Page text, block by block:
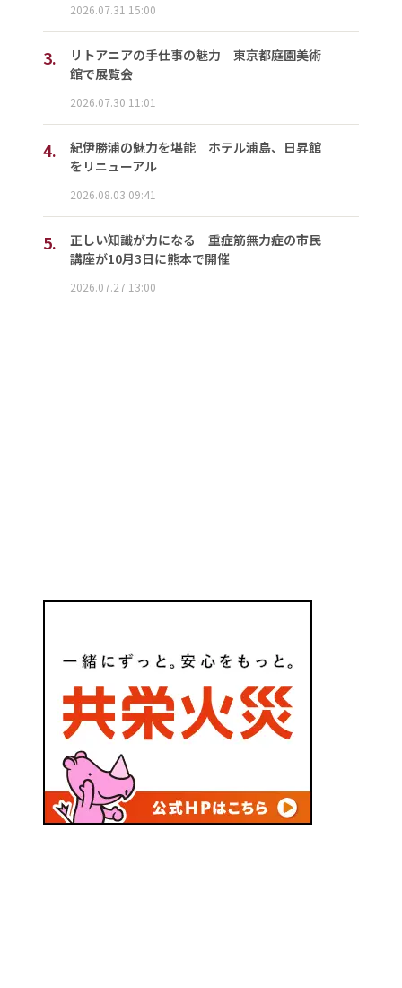
2026.07.31 15:00
3.
リトアニアの手仕事の魅力 東京都庭園美術
館で展覧会
2026.07.30 11:01
4.
紀伊勝浦の魅力を堪能 ホテル浦島、日昇館
をリニューアル
2026.08.03 09:41
5.
正しい知識が力になる 重症筋無力症の市民
講座が10月3日に熊本で開催
2026.07.27 13:00